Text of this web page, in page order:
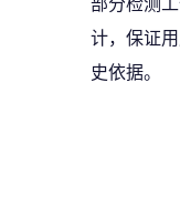
部分检测
计，保证
史依据。